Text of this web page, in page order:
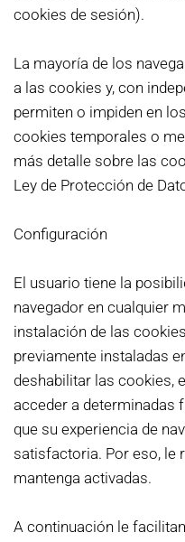
cookies de sesión).
La mayoría de los
a las cookies y, con
permiten o impiden en
cookies temporales o
más detalle sobre las
Ley de Protección de
Configuración
El usuario tiene la
navegador en cualquier
instalación de las
previamente instaladas
deshabilitar las cookies,
acceder a determinadas
que su experiencia de
satisfactoria. Por eso, le
mantenga activadas.
A continuación le